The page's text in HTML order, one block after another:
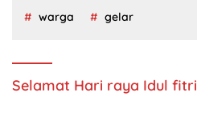
warga gelar
Selamat Hari raya Idul fitri